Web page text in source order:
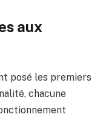
aux
posé les premiers
chacune